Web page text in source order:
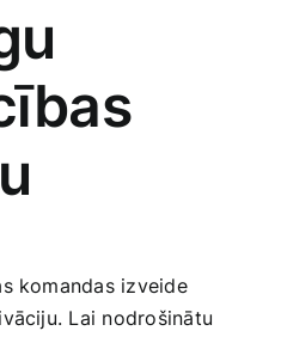
komandas izveide
Lai nodrošinātu